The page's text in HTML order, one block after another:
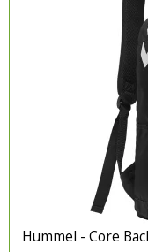
Hummel - Core